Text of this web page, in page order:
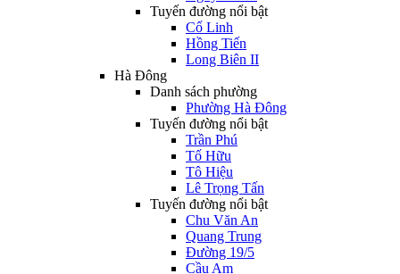
Tuyến đường nổi bật
Cổ Linh
Hồng Tiến
Long Biên II
Hà Đông
Danh sách phường
Phường Hà Đông
Tuyến đường nổi bật
Trần Phú
Tố Hữu
Tô Hiệu
Lê Trọng Tấn
Tuyến đường nổi bật
Chu Văn An
Quang Trung
Đường 19/5
Cầu Am